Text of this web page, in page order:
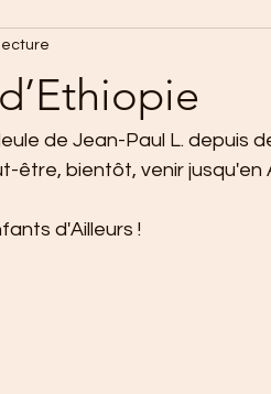
de Jean-Paul L. depuis
être, bientôt, venir jusqu'en
d'Ailleurs !